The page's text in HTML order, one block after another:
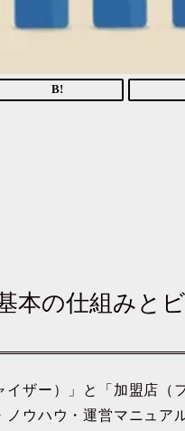
本の仕組みと
ザー）」と「加盟店（
ウハウ・運営マニュア